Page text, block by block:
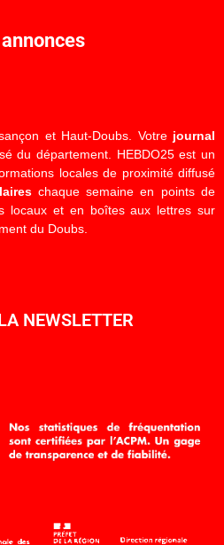
et Haut-Doubs. Votre journal
du département. HEBDO25 est un
locales de proximité diffusé
chaque semaine en points de
locaux et en boîtes aux lettres sur
du Doubs.
NEWSLETTER